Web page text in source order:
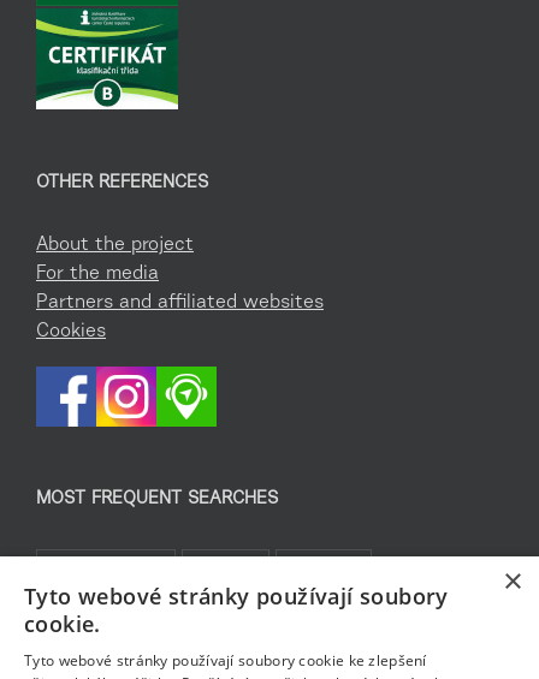
OTHER REFERENCES
About the project
For the media
Partners and affiliated websites
Cookies
MOST FREQUENT SEARCHES
Kam za sportem TOP 5 Jablonecké moře
Sklo a bižuterie Bez bariér Rozhledny Pěšky
×
Tyto webové stránky používají soubory
cookie.
Tyto webové stránky používají soubory cookie ke zlepšení